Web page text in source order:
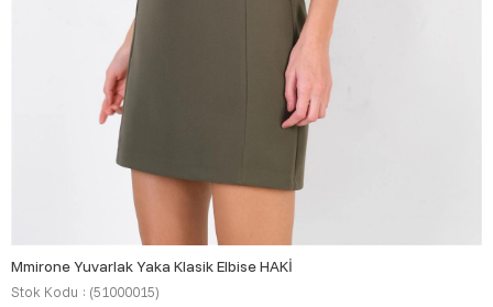
Mmirone Yuvarlak Yaka Klasik Elbise HAKİ
Stok Kodu (51000015)